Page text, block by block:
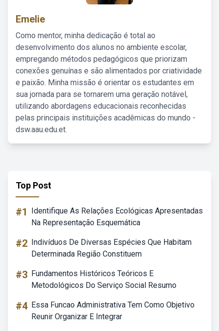
Emelie
Como mentor, minha dedicação é total ao
desenvolvimento dos alunos no ambiente escolar,
empregando métodos pedagógicos que priorizam
conexões genuínas e são alimentados por criatividade
e paixão. Minha missão é orientar os estudantes em
sua jornada para se tornarem uma geração notável,
utilizando abordagens educacionais reconhecidas
pelas principais instituições acadêmicas do mundo -
dsw.aau.edu.et.
Top Post
#1
Identifique As Relações Ecológicas Apresentadas
Na Representação Esquemática
#2 Indivíduos De Diversas Espécies Que Habitam
Determinada Região Constituem
#3 Fundamentos Históricos Teóricos E
Metodológicos Do Serviço Social Resumo
#4 Essa Funcao Administrativa Tem Como Objetivo
Reunir Organizar E Integrar